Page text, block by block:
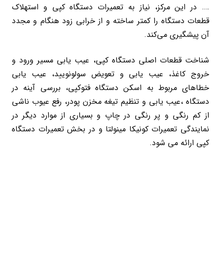
…. در این مرکز، نیاز به تعمیرات دستگاه کپی و استهلاک
قطعات دستگاه را کمتر ساخته و از خرابی زود هنگام و مجدد
آن پیشگیری می‌کند.
شناخت قطعات اصلی دستگاه کپی، عیب یابی مسیر ورود و
خروج کاغذ، عیب یابی و تعویض سولونویید، عیب یابی
خطاهای مربوط به اسکن دستگاه فتوکپی، بررسی آینه در
دستگاه ،عیب یابی و تنظیم تیغه مخزن پودر، رفع عیوب ناشی
از کم رنگی و پر رنگی در چاپ و بسیاری از موارد دیگر در
نمایندگی تعمیرات کونیکا مینولتا و در بخش تعمیرات دستگاه
کپی ارائه می شود.